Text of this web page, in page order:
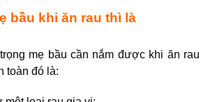
bầu khi ăn rau thì là
mẹ bầu cần nắm được khi ăn rau
toàn đó là: